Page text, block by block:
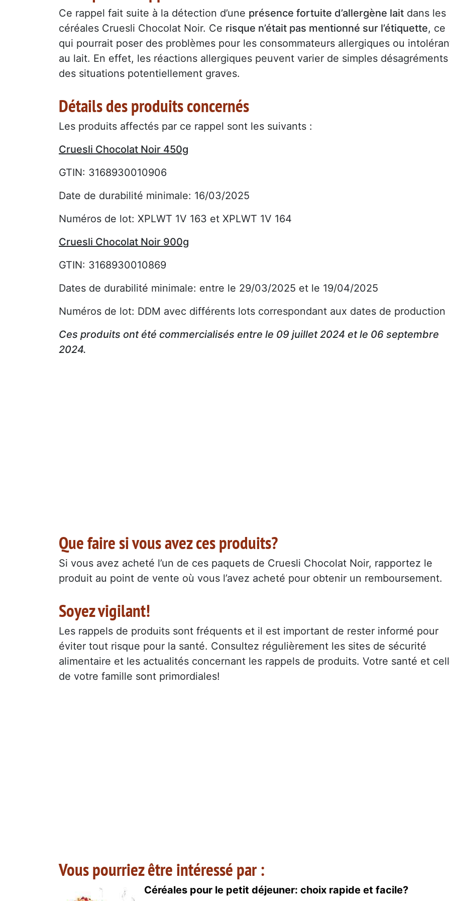
Ce rappel fait suite à la détection d’une présence fortuite d’allergène lait dans les
céréales Cruesli Chocolat Noir. Ce risque n’était pas mentionné sur l’étiquette, ce
qui pourrait poser des problèmes pour les consommateurs allergiques ou
au lait. En effet, les réactions allergiques peuvent varier de simples désagréments
des situations potentiellement graves.
Détails des produits concernés
Les produits affectés par ce rappel sont les suivants :
Cruesli Chocolat Noir 450g
GTIN: 3168930010906
Date de durabilité minimale: 16/03/2025
Numéros de lot: XPLWT 1V 163 et XPLWT 1V 164
Cruesli Chocolat Noir 900g
GTIN: 3168930010869
Dates de durabilité minimale: entre le 29/03/2025 et le 19/04/2025
Numéros de lot: DDM avec différents lots correspondant aux dates de production
Ces produits ont été commercialisés entre le 09 juillet 2024 et le 06 septembre
2024.
Que faire si vous avez ces produits?
Si vous avez acheté l’un de ces paquets de Cruesli Chocolat Noir, rapportez le
produit au point de vente où vous l’avez acheté pour obtenir un remboursement.
Soyez vigilant!
Les rappels de produits sont fréquents et il est important de rester informé pour
éviter tout risque pour la santé. Consultez régulièrement les sites de sécurité
alimentaire et les actualités concernant les rappels de produits. Votre santé et
de votre famille sont primordiales!
Vous pourriez être intéressé par :
Céréales pour le petit déjeuner: choix rapide et facile?